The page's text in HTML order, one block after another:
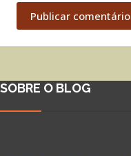
Publicar comentário
SOBRE O BLOG